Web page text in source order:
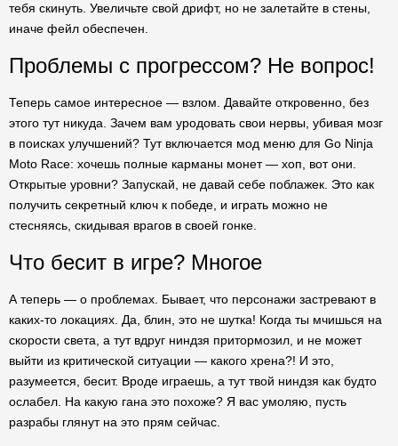
тебя скинуть. Увеличьте свой дрифт, но не залетайте в стены,
иначе фейл обеспечен.
Проблемы с прогрессом? Не вопрос!
Теперь самое интересное — взлом. Давайте откровенно, без
этого тут никуда. Зачем вам уродовать свои нервы, убивая мозг
в поисках улучшений? Тут включается мод меню для Go Ninja
Moto Race: хочешь полные карманы монет — хоп, вот они.
Открытые уровни? Запускай, не давай себе поблажек. Это как
получить секретный ключ к победе, и играть можно не
стесняясь, скидывая врагов в своей гонке.
Что бесит в игре? Многое
А теперь — о проблемах. Бывает, что персонажи застревают в
каких-то локациях. Да, блин, это не шутка! Когда ты мчишься на
скорости света, а тут вдруг ниндзя притормозил, и не может
выйти из критической ситуации — какого хрена?! И это,
разумеется, бесит. Вроде играешь, а тут твой ниндзя как будто
ослабел. На какую гана это похоже? Я вас умоляю, пусть
разрабы глянут на это прям сейчас.